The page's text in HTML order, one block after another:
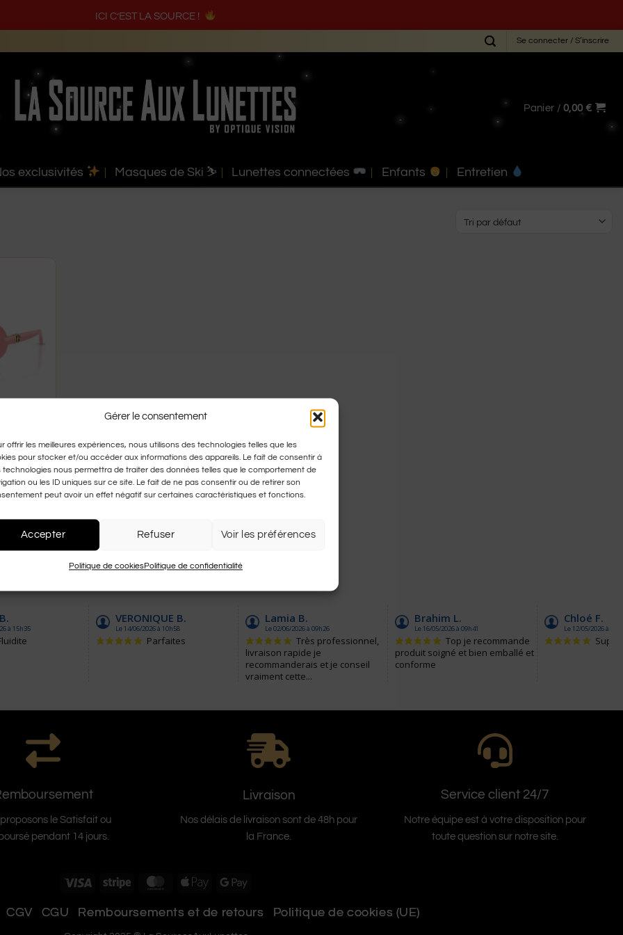
ICI C’EST LA SOURCE !
Gérer le consentement
offrir les meilleures expériences, nous utilisons des technologies telles que les
pour stocker et/ou accéder aux informations des appareils. Le fait de consentir à
technologies nous permettra de traiter des données telles que le comportement de
ou les ID uniques sur ce site. Le fait de ne pas consentir ou de retirer son
peut avoir un effet négatif sur certaines caractéristiques et fonctions.
Accepter Refuser Voir les préférences
Politique de cookiesPolitique de confidentialité
Se connecter / S’inscrire
Panier /0,00 €
exclusivités Masques de Ski ⛷️ Lunettes connectées Enfants Entretien
Rose
€
le Satisfait ou
pendant 14 jours.
Livraison
Nos délais de livraison sont de 48h pour
la France.
Service client 24/7
Notre équipe est à votre disposition pour
toute question sur notre site.
Visa Stripe MasterCard
Apple
Google
CGV CGU Remboursements et de retours Politique de cookies (UE)